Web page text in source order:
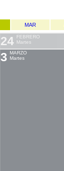
MAR
24
FEBRERO
Martes
3
MARZO
Martes